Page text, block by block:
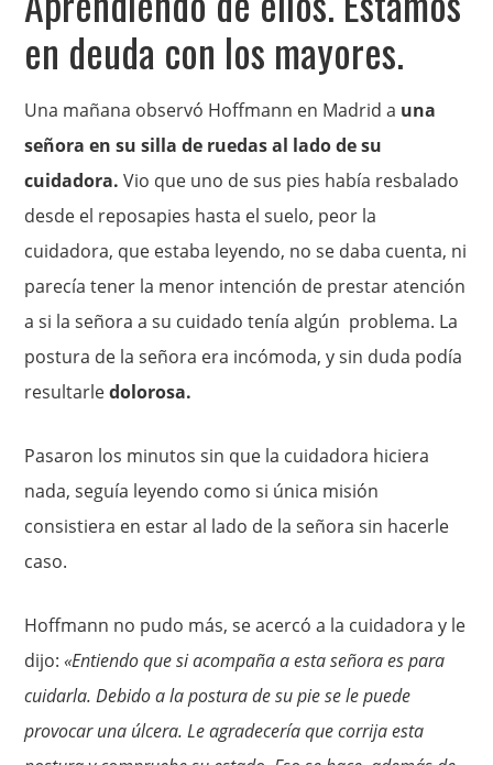
en deuda con los mayores.
Una mañana observó Hoffmann en Madrid a una
señora en su silla de ruedas al lado de su
cuidadora. Vio que uno de sus pies había resbalado
desde el reposapies hasta el suelo, peor la
cuidadora, que estaba leyendo, no se daba cuenta, ni
parecía tener la menor intención de prestar atención
a si la señora a su cuidado tenía algún problema. La
postura de la señora era incómoda, y sin duda podía
resultarledolorosa.
Pasaron los minutos sin que la cuidadora hiciera
nada, seguía leyendo como si única misión
consistiera en estar al lado de la señora sin hacerle
caso.
Hoffmann no pudo más, se acercó a la cuidadora y le
dijo:«Entiendo que si acompaña a esta señora es para
cuidarla. Debido a la postura de su pie se le puede
provocar una úlcera. Le agradecería que corrija esta